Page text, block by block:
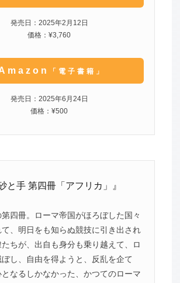
発売日：2025年2月12日
価格：¥3,760
「電子書籍」
発売日：2025年6月24日
価格：¥500
砂と手 第四冊「アフリカ」』
四冊。ローマ帝国がほろぼした国々
、明日をも知らぬ競技に引き出され
ちが、出自も身分も乗り越えて、ロ
し、自由を得ようと、反乱を企て
なるしかなかった、かつてのローマ